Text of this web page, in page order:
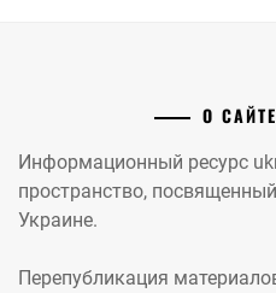
О
Информационный ресурс
пространство,
Украине.
Перепубликация